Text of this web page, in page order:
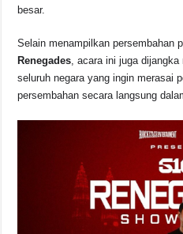
besar.
Selain menampilkan persembahan
Renegades, acara ini juga dijangka
seluruh negara yang ingin merasai
persembahan secara langsung